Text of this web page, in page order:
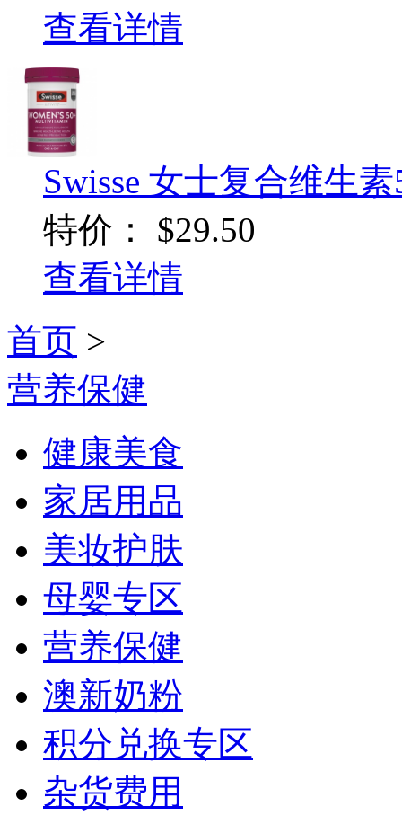
查看详情
Swisse 女士复合维生素
特价：
$29.50
查看详情
首页 >
营养保健
健康美食
家居用品
美妆护肤
母婴专区
营养保健
澳新奶粉
积分兑换专区
杂货费用